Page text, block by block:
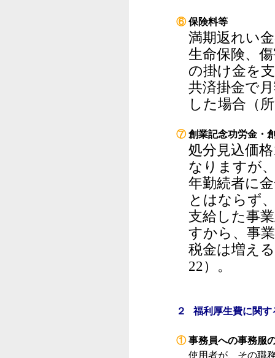
⑥保険料等
満期返れい
生命保険、
の掛け金を
共済掛金で
した場合（
⑦創業記念功労金・
処分見込価
なりますが
年勤続者に
とはならず
支給した事
すから、事
税金は増え
22）。
２ 福利厚生費に関す
①事務員への事務服
使用者が、その職